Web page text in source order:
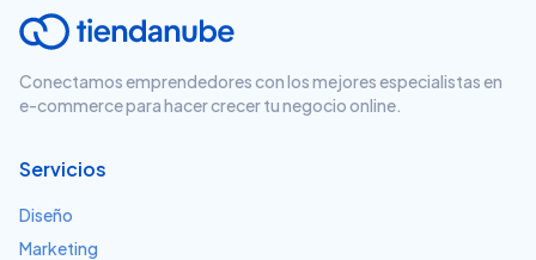
Conectamos emprendedores con los mejores especialistas en
e-commerce para hacer crecer tu negocio online.
Servicios
Diseño
Marketing